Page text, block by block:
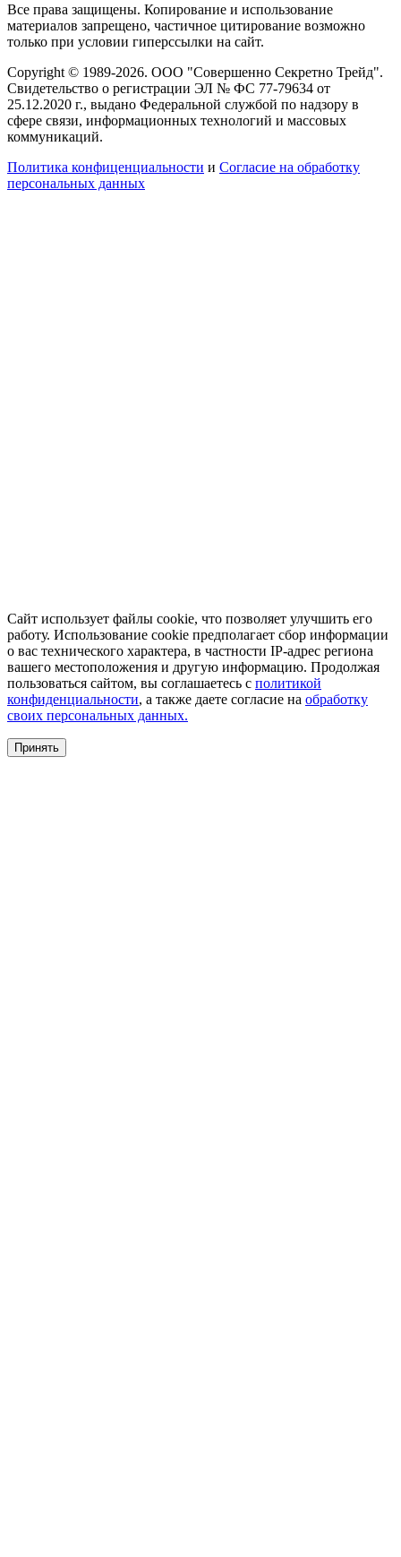
Все права защищены. Копирование и использование
материалов запрещено, частичное цитирование возможно
только при условии гиперссылки на сайт.
Copyright © 1989-2026. ООО "Совершенно Секретно Трейд".
Свидетельство о регистрации ЭЛ № ФС 77-79634 от
25.12.2020 г., выдано Федеральной службой по надзору в
сфере связи, информационных технологий и массовых
коммуникаций.
Политика конфиценциальности и Согласие на обработку
персональных данных
Сайт использует файлы cookie, что позволяет улучшить его
работу. Использование cookie предполагает сбор информации
о вас технического характера, в частности IP-адрес региона
вашего местоположения и другую информацию. Продолжая
пользоваться сайтом, вы соглашаетесь с политикой
конфиденциальности, а также даете согласие на обработку
своих персональных данных.
Принять